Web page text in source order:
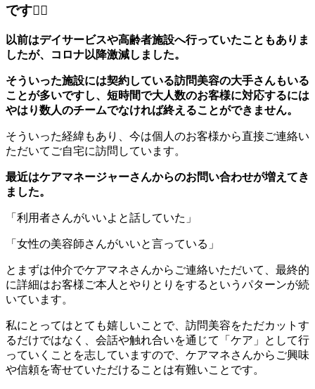
です💇‍♀️
以前はデイサービスや高齢者施設へ行っていたこともありま
したが、コロナ以降激減しました。
そういった施設には契約している訪問美容の大手さんもいる
ことが多いですし、短時間で大人数のお客様に対応するには
やはり数人のチームでなければ終えることができません。
そういった経緯もあり、今は個人のお客様から直接ご連絡い
ただいてご自宅に訪問しています。
最近はケアマネージャーさんからのお問い合わせが増えてき
ました。
「利用者さんがいいよと話していた」
「女性の美容師さんがいいと言っている」
とまずは仲介でケアマネさんからご連絡いただいて、最終的
に詳細はお客様ご本人とやりとりをするというパターンが続
いています。
私にとってはとても嬉しいことで、訪問美容をただカットす
るだけではなく、会話や触れ合いを通じて「ケア」として行
っていくことを志していますので、ケアマネさんからご興味
や信頼を寄せていただけることは有難いことです。